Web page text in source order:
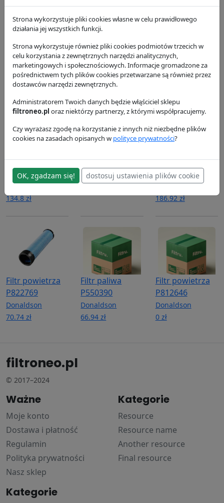
Filtr oleju
P502007
Donaldson
23.58 zł
Filtr oleju
P502007
Donaldson
23.54 zł
P502161
Donaldson
27.16 zł
zewnętrzny
P532410
Donaldson
134.8 zł
P550390
Donaldson
71.11 zł
hydrauliczny
P569383
Donaldson
186.92 zł
Filtr powietrza
P822769
Donaldson
70.74 zł
Filtr paliwa
P550390
Donaldson
66.94 zł
Filtr powietrza
P812646
Donaldson
0 zł
filtroneo.pl
© 2017–2024
Ważne
Moje konto
Dostawa i płatność
Regulamin
Polityka prywatności
Nasz sklep
Kategorie
Resource
Resource name
Another resource
Final resource
Kategorie
Strona wykorzystuje pliki cookies własne w celu prawidłowego
działania jej wszystkich funkcji.
Strona wykorzystuje również pliki cookies podmiotów trzecich w
celu korzystania z zewnętrznych narzędzi analitycznych,
marketingowych i społecznościowych. Informacje gromadzone za
pośrednictwem tych plików cookies przetwarzane są również przez
dostawców narzędzi zewnętrznych.
Administratorem Twoich danych będzie włąściciel sklepu
filtroneo.pl oraz niektórzy partnerzy, z którymi współpracujemy.
Czy wyrażasz zgodę na korzystanie z innych niż niezbędne plików
cookies na zasadach opisanych w polityce prywatności?
OK, zgadzam się! dostosuj ustawienia plików cookie